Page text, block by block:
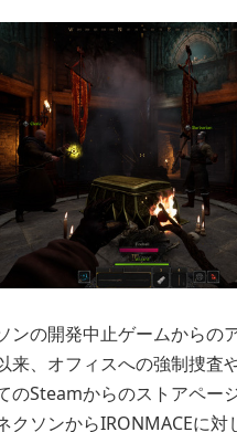
ンの開発中止ゲームからの
来、オフィスへの強制捜査
のSteamからのストアペー
クソンからIRONMACEに対